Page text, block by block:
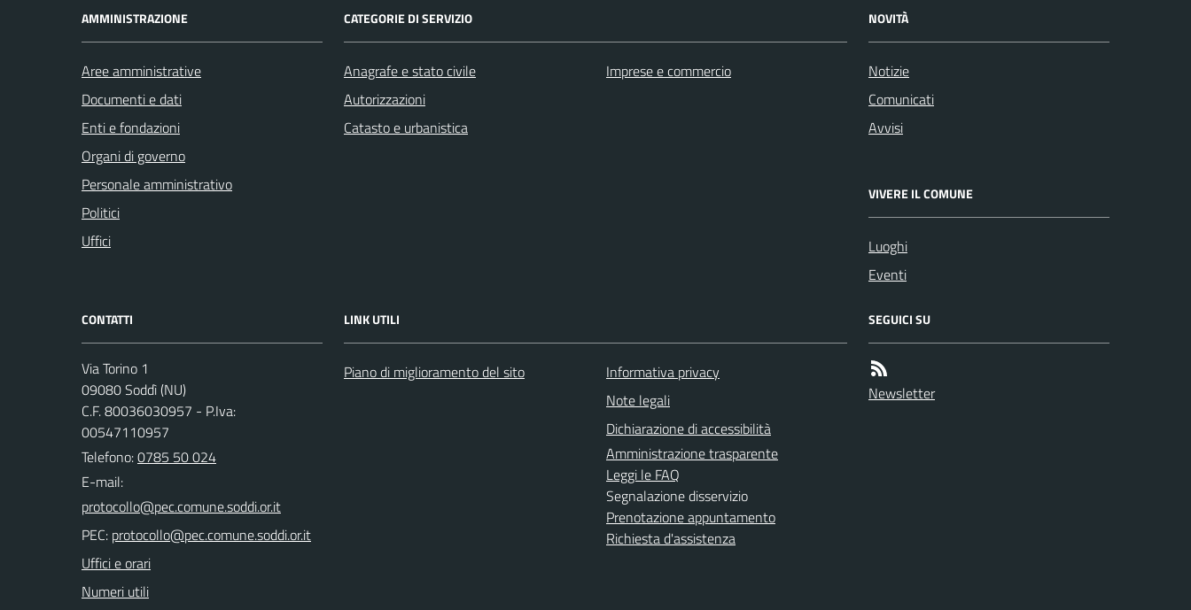
AMMINISTRAZIONE
Aree amministrative
Documenti e dati
Enti e fondazioni
Organi di governo
Personale amministrativo
Politici
Uffici
CATEGORIE DI SERVIZIO
Anagrafe e stato civile
Autorizzazioni
Catasto e urbanistica
Imprese e commercio
NOVITÀ
Notizie
Comunicati
Avvisi
VIVERE IL COMUNE
Luoghi
Eventi
CONTATTI
Via Torino 1
09080 Soddì (NU)
C.F. 80036030957 - P.Iva:
00547110957
Telefono:0785 50 024
E-mail:
PEC:
Uffici e orari
Numeri utili
LINK UTILI
Piano di miglioramento del sito
Informativa privacy
Note legali
Dichiarazione di accessibilità
Amministrazione trasparente
Leggi le FAQ
Segnalazione disservizio
Prenotazione appuntamento
Richiesta d'assistenza
SEGUICI SU
Newsletter